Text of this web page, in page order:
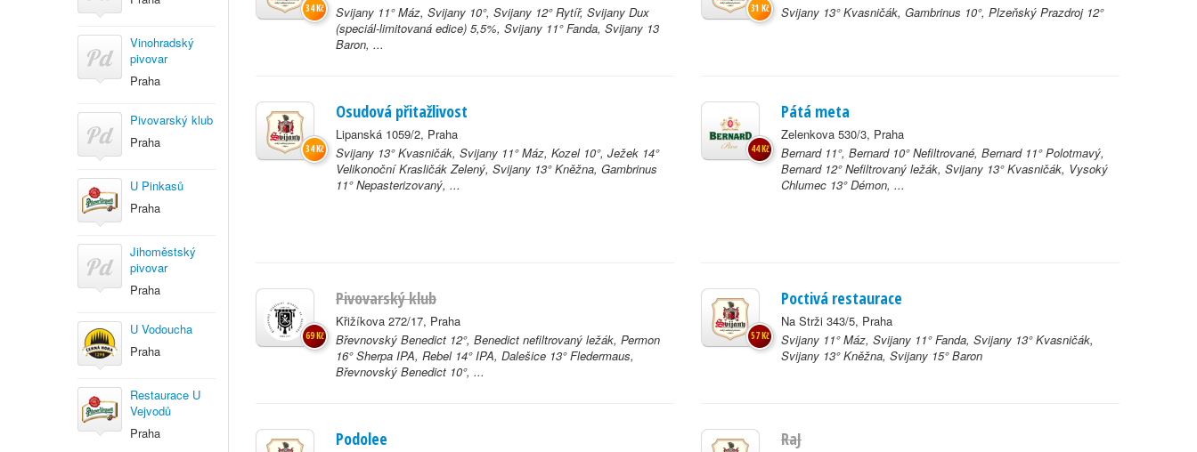
Vinohradský
pivovar
Praha
Pivovarský klub
Praha
U Pinkasů
Praha
Jihoměstský
pivovar
Praha
U Vodoucha
Praha
Restaurace U
Vejvodů
Praha
Svijany 11° Máz, Svijany 10°, Svijany 12° Rytíř, Svijany Dux
(speciál-limitovaná edice) 5,5%, Svijany 11° Fanda, Svijany 13
Baron, ...
34 Kč
Svijany 13° Kvasničák, Gambrinus 10°, Plzeňský Prazdroj 12°
31 Kč
Osudová přitažlivost
Lipanská 1059/2, Praha
Svijany 13° Kvasničák, Svijany 11° Máz, Kozel 10°, Ježek 14°
Velikonoční Krasličák Zelený, Svijany 13° Kněžna, Gambrinus
11° Nepasterizovaný, ...
34 Kč
Pátá meta
Zelenkova 530/3, Praha
Bernard 11°, Bernard 10° Nefiltrované, Bernard 11° Polotmavý,
Bernard 12° Nefiltrovaný ležák, Svijany 13° Kvasničák, Vysoký
Chlumec 13° Démon, ...
44 Kč
Pivovarský klub
Křižíkova 272/17, Praha
Břevnovský Benedict 12°, Benedict nefiltrovaný ležák, Permon
16° Sherpa IPA, Rebel 14° IPA, Dalešice 13° Fledermaus,
Břevnovský Benedict 10°, ...
69 Kč
Poctivá restaurace
Na Strži 343/5, Praha
Svijany 11° Máz, Svijany 11° Fanda, Svijany 13° Kvasničák,
Svijany 13° Kněžna, Svijany 15° Baron
57 Kč
Podolee RaJ